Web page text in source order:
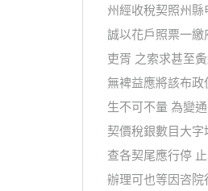
州經收稅契照州
誠以花戶照票一
吏胥 之索求甚至
無裨益應將該布
生不可不量 為變
契價稅銀數目大
查各契尾應行停
辦理可也等因咨